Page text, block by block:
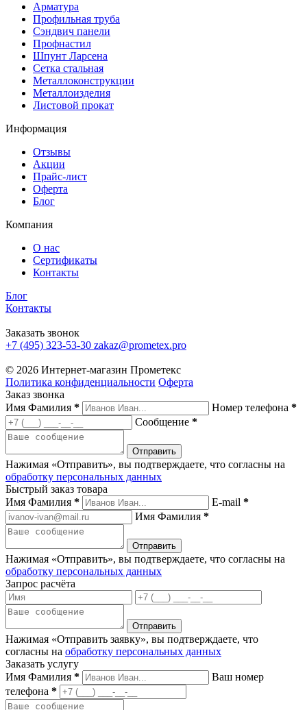
Арматура
Профильная труба
Сэндвич панели
Профнастил
Шпунт Ларсена
Сетка стальная
Металлоконструкции
Металлоизделия
Листовой прокат
Информация
Отзывы
Акции
Прайс-лист
Оферта
Блог
Компания
О нас
Сертификаты
Контакты
Блог
Контакты
Заказать звонок
+7 (495) 323-53-30 zakaz@prometex.pro
© 2026 Интернет-магазин Прометекс
Политика конфиденциальности Оферта
Заказ звонка
Имя Фамилия * Номер телефона *
Сообщение *
Нажимая «Отправить», вы подтверждаете, что согласны на
обработку персональных данных
Быстрый заказ товара
Имя Фамилия * E-mail *
Имя Фамилия *
Нажимая «Отправить», вы подтверждаете, что согласны на
обработку персональных данных
Запрос расчёта
Нажимая «Отправить заявку», вы подтверждаете, что
согласны на обработку персональных данных
Заказать услугу
Имя Фамилия *
Ваш номер
телефона *